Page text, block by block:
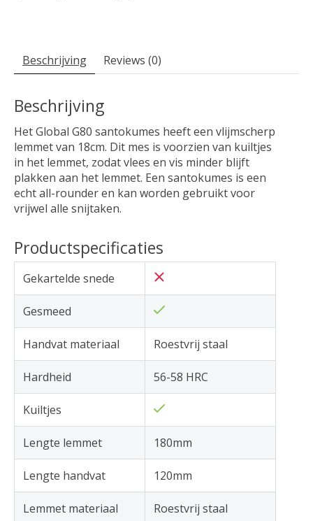
Beschrijving Reviews (0)
Beschrijving
Het Global G80 santokumes heeft een vlijmscherp
lemmet van 18cm. Dit mes is voorzien van kuiltjes
in het lemmet, zodat vlees en vis minder blijft
plakken aan het lemmet. Een santokumes is een
echt all-rounder en kan worden gebruikt voor
vrijwel alle snijtaken.
Productspecificaties
Gekartelde snede
Gesmeed
Handvat materiaal Roestvrij staal
Hardheid 56-58 HRC
Kuiltjes
Lengte lemmet 180mm
Lengte handvat 120mm
Lemmet materiaal Roestvrij staal